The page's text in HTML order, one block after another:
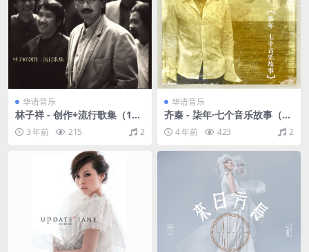
华语音乐
林子祥 - 创作+流行歌集（198
8/FLAC/分轨/286M）
3 年前 215 2
华语音乐
齐秦 - 柒年·七个音乐故事（20
09/FLAC/分轨/252M）
4 年前 423 2